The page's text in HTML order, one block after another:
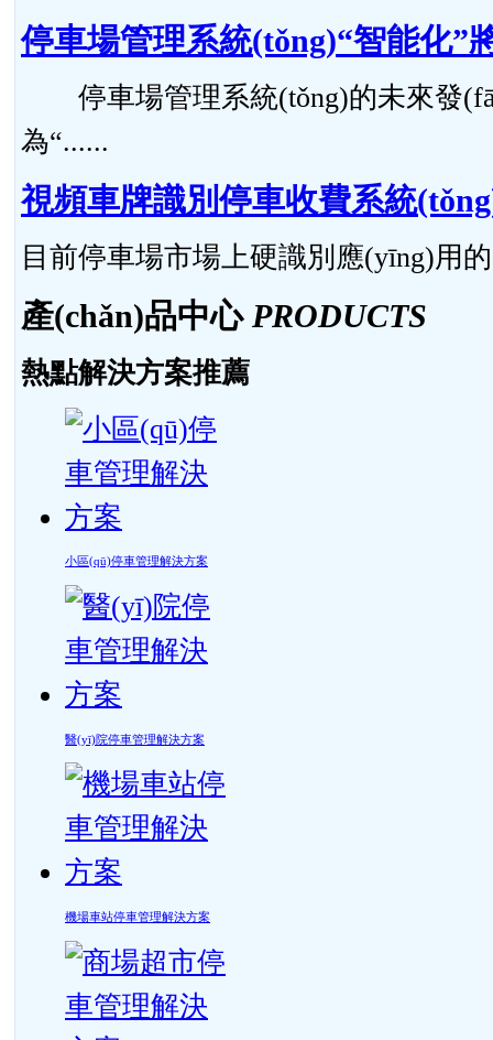
停車場管理系統(tǒng)“智能化”
停車場管理系統(tǒng)的未來發
為“......
視頻車牌識別停車收費系統
目前停車場市場上硬識別應(yīng)用
產(chǎn)品中心 PRODUCTS
熱點解決方案推薦
小區(qū)停車管理解決方案
醫(yī)院停車管理解決方案
機場車站停車管理解決方案